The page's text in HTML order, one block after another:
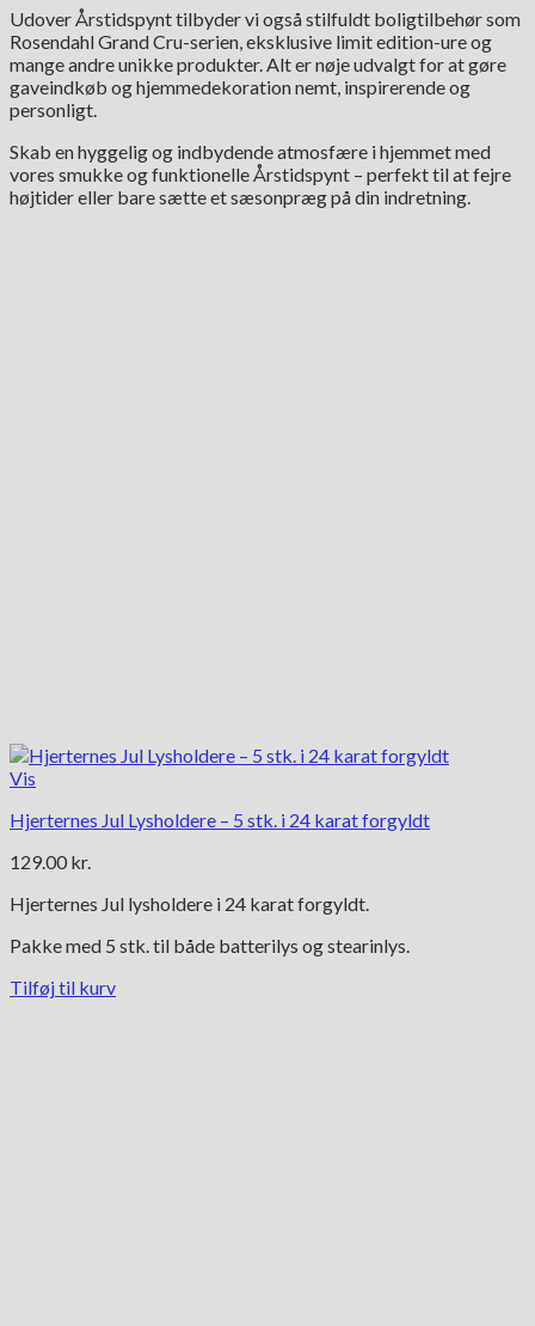
Udover Årstidspynt tilbyder vi også stilfuldt boligtilbehør som
Rosendahl Grand Cru-serien, eksklusive limit edition-ure og
mange andre unikke produkter. Alt er nøje udvalgt for at gøre
gaveindkøb og hjemmedekoration nemt, inspirerende og
personligt.
Skab en hyggelig og indbydende atmosfære i hjemmet med
vores smukke og funktionelle Årstidspynt – perfekt til at fejre
højtider eller bare sætte et sæsonpræg på din indretning.
Vis
Hjerternes Jul Lysholdere – 5 stk. i 24 karat forgyldt
129.00 kr.
Hjerternes Jul lysholdere i 24 karat forgyldt.
Pakke med 5 stk. til både batterilys og stearinlys.
Tilføj til kurv